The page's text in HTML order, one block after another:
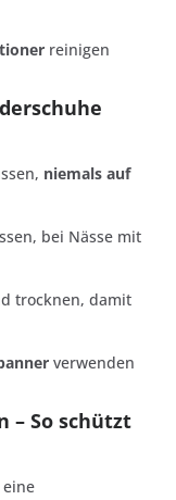
reinigen
niemals auf
bei Nässe mit
trocknen, damit
verwenden
– So schützt